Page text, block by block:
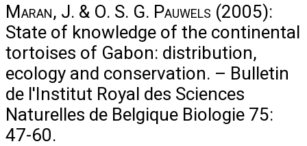
Maran, J. & O. S. G. Pauwels (2005):
State of knowledge of the continental
tortoises of Gabon: distribution,
ecology and conservation. – Bulletin
de l'Institut Royal des Sciences
Naturelles de Belgique Biologie 75:
47-60.